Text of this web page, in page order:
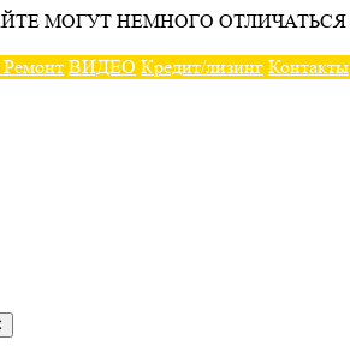
МОГУТ НЕМНОГО ОТЛИЧАТЬСЯ
ВИДЕО Кредит/лизинг Контакты